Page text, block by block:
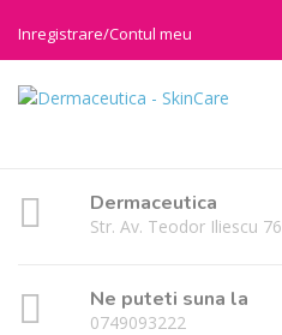
Inregistrare/Contul meu
Dermaceutica
Str. Av. Teodor Iliescu 76
Ne puteti suna la
0749093222